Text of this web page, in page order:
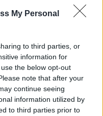
My Personal
to third parties, or
information for
the below opt-out
note that after your
continue seeing
information utilized by
to third parties prior to
nazionali?
al mese